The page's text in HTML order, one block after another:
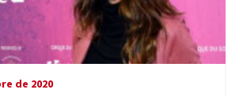
de 2020